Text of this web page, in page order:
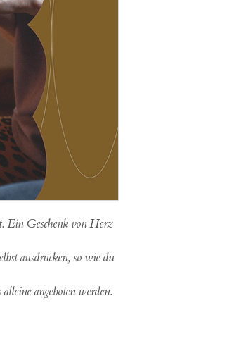
Ein Geschenk von Herz
ausdrucken, so wie du
angeboten werden.